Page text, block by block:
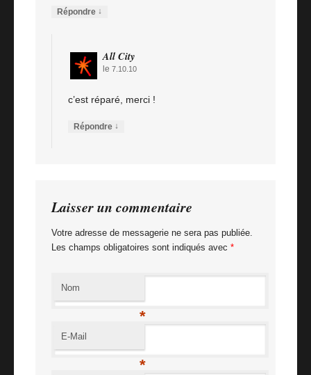
Répondre ↓
All City
le 7.10.10
c’est réparé, merci !
Répondre ↓
Laisser un commentaire
Votre adresse de messagerie ne sera pas publiée.
Les champs obligatoires sont indiqués avec *
Nom
*
E-Mail
*